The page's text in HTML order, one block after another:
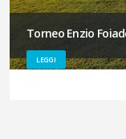
Torneo Enzio
LEGGI